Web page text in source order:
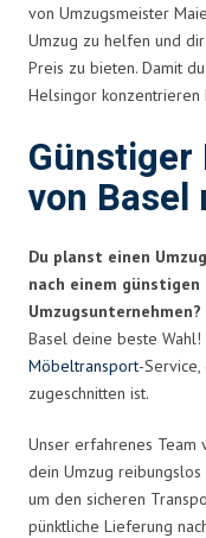
von Umzugsmeister
Umzug zu helfen und
Preis zu bieten. Damit
Helsingor konzentrieren
von Basel
Du planst einen
nach einem günstigen
Umzugsunternehmen?
Basel deine beste
Möbeltransport-
zugeschnitten ist.
Unser erfahrenes Team
dein Umzug
um den sicheren
pünktliche Lieferung